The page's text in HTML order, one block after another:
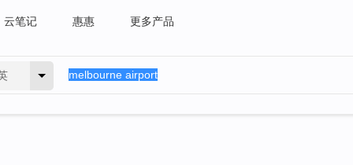
云笔记 惠惠 更多产品